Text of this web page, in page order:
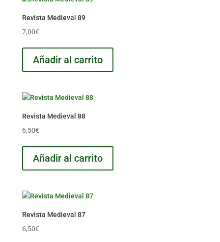
Revista Medieval 89
7,00€
Añadir al carrito
Revista Medieval 88
6,50€
Añadir al carrito
Revista Medieval 87
6,50€